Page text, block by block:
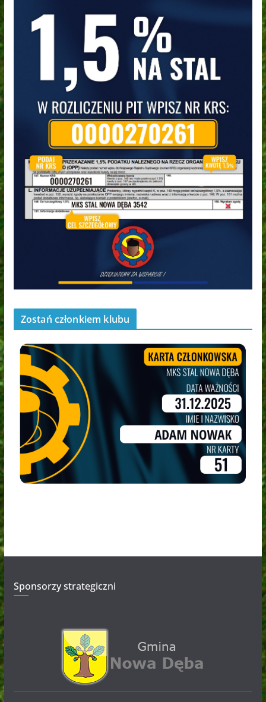
Zostań członkiem klubu
Sponsorzy strategiczni